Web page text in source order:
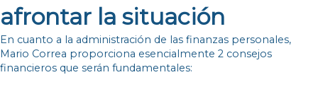
afrontar la situación
En cuanto a la administración de las finanzas personales,
Mario Correa proporciona esencialmente 2 consejos
financieros que serán fundamentales: